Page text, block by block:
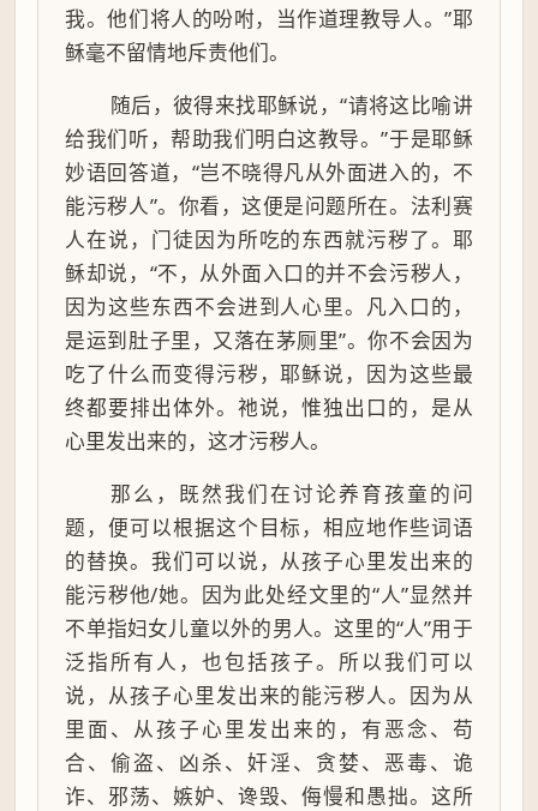
我。他们将人的吩咐，当作道理教导人。”耶
稣毫不留情地斥责他们。
随后，彼得来找耶稣说，“请将这比喻讲
给我们听，帮助我们明白这教导。”于是耶稣
妙语回答道，“岂不晓得凡从外面进入的，不
能污秽人”。你看，这便是问题所在。法利赛
人在说，门徒因为所吃的东西就污秽了。耶
稣却说，“不，从外面入口的并不会污秽人，
因为这些东西不会进到人心里。凡入口的，
是运到肚子里，又落在茅厕里”。你不会因为
吃了什么而变得污秽，耶稣说，因为这些最
终都要排出体外。祂说，惟独出口的，是从
心里发出来的，这才污秽人。
那么，既然我们在讨论养育孩童的问
题，便可以根据这个目标，相应地作些词语
的替换。我们可以说，从孩子心里发出来的
能污秽他/她。因为此处经文里的“人”显然并
不单指妇女儿童以外的男人。这里的“人”用于
泛指所有人，也包括孩子。所以我们可以
说，从孩子心里发出来的能污秽人。因为从
里面、从孩子心里发出来的，有恶念、苟
合、偷盗、凶杀、奸淫、贪婪、恶毒、诡
诈、邪荡、嫉妒、谗毁、侮慢和愚拙。这所